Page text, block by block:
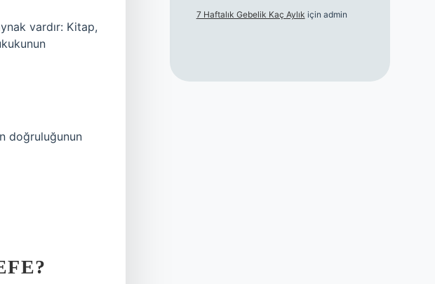
vardır: Kitap,
doğruluğunun
7 Haftalık Gebelik Kaç Aylık için admin